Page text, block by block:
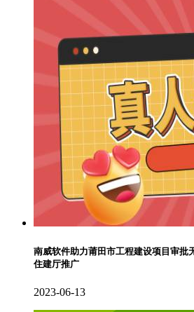
南威软件助力莆田市工程建设项目审批
住建厅推广
2023-06-13